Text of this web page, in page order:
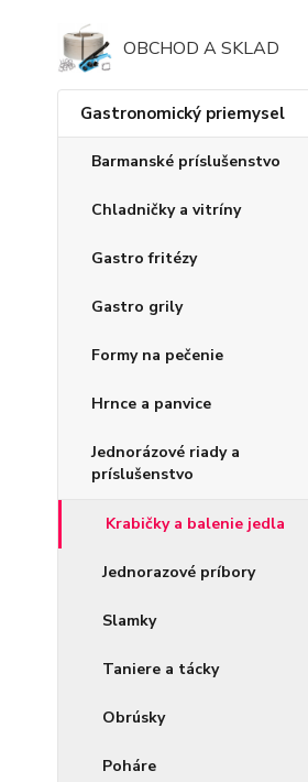
OBCHOD A SKLAD
Gastronomický priemysel
Barmanské príslušenstvo
Chladničky a vitríny
Gastro fritézy
Gastro grily
Formy na pečenie
Hrnce a panvice
Jednorázové riady a
príslušenstvo
Krabičky a balenie jedla
Jednorazové príbory
Slamky
Taniere a tácky
Obrúsky
Poháre